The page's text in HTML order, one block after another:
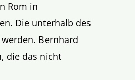
Rom in
Die unterhalb des
Bernhard
die das nicht